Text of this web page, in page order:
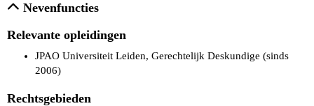
Nevenfuncties
Relevante opleidingen
JPAO Universiteit Leiden, Gerechtelijk Deskundige (sinds
2006)
Rechtsgebieden